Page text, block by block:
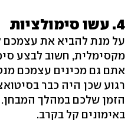
4. עשו סימולציות
על מנת להביא את
מקסימלית, חשוב לבצע
אתם גם מכינים עצמכם
רגוע שכן היה כבר
הזמן שלכם במהלך
באימונים קל בקרב.